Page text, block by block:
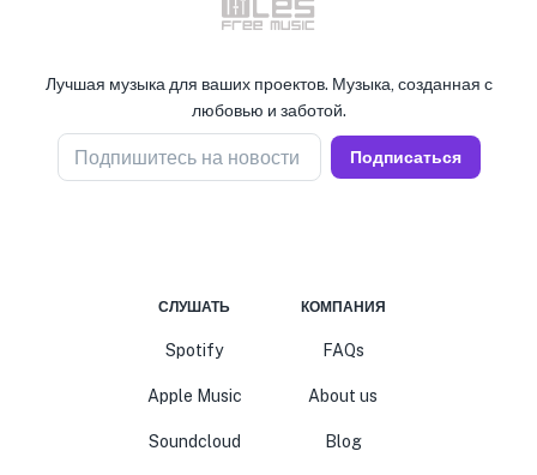
Лучшая музыка для ваших проектов. Музыка, созданная с
любовью и заботой.
Подпишитесь на новости Подписаться
СЛУШАТЬ
Spotify
Apple Music
Soundcloud
КОМПАНИЯ
FAQs
About us
Blog